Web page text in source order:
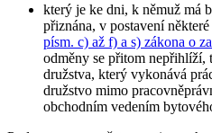
který je ke dni, k němuž má
přiznána, v postavení
písm. c) až f) a s) zákona o
odměny se přitom nepřihlíží,
družstva, který vykonává
družstvo mimo
obchodním vedením